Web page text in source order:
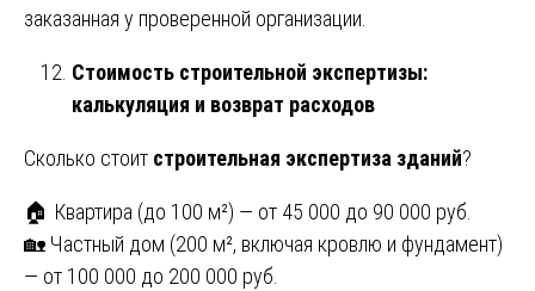
заказанная у проверенной организации.
Стоимость строительной экспертизы:
калькуляция и возврат расходов
Сколько стоит строительная экспертиза зданий?
🏠 Квартира (до 100 м²) — от 45 000 до 90 000 руб.
🏡 Частный дом (200 м², включая кровлю и фундамент)
— от 100 000 до 200 000 руб.